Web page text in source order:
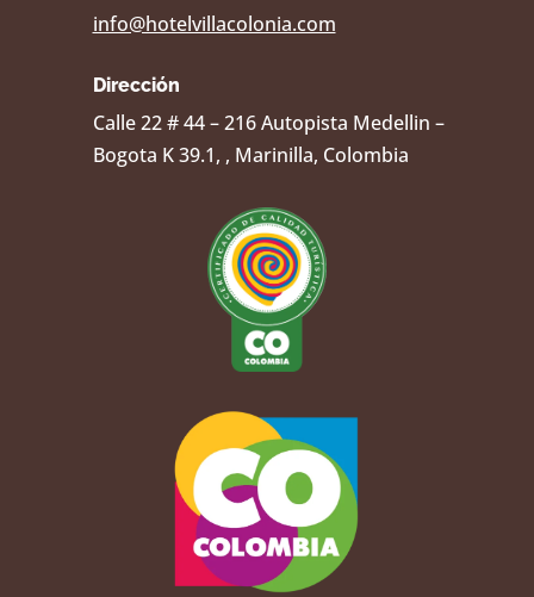
info@hotelvillacolonia.com
Dirección
Calle 22 # 44 – 216 Autopista Medellin –
Bogota K 39.1, , Marinilla, Colombia